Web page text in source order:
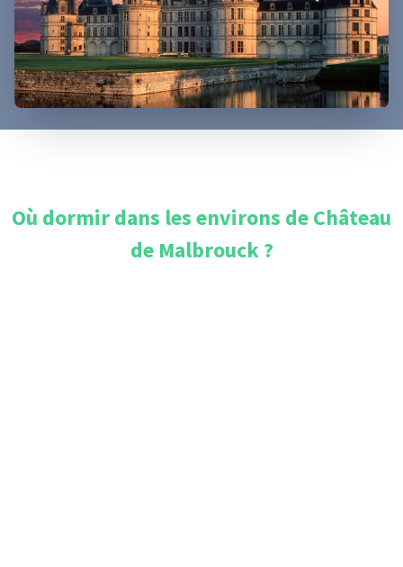
Où dormir dans les environs deChâteau
de Malbrouck?